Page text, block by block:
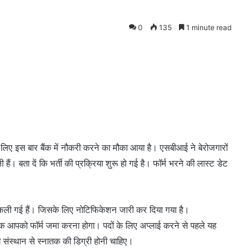
0 135 1 minute read
इस बार बैंक में नौकरी करने का मौका आया है। एसबीआई ने बेरोजगारों
बता दें कि भर्ती की प्रक्रिया शुरू हो गई है। फॉर्म भरने की लास्ट डेट
गई हैं। जिसके लिए नोटिफिकेशन जारी कर दिया गया है।
फॉर्म जमा करना होगा। पदों के लिए अप्लाई करने से पहले यह
संस्थान से स्नातक की डिग्री होनी चाहिए।